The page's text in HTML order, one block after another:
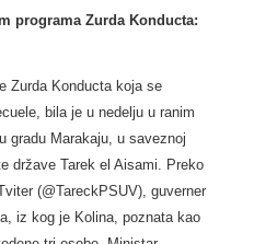
programa Zurda Konducta:
Zurda Konducta koja se
bila je u nedelju u ranim
gradu Marakaju, u saveznoj
države Tarek el Aisami. Preko
(@TareckPSUV), guverner
iz kog je Kolina, poznata kao